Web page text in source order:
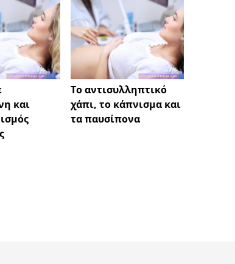
και
Το αντισυλληπτικό
χάπι, το κάπνισμα και
τα παυσίπονα